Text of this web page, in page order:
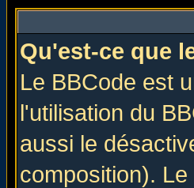
Qu'est-ce que
Le BBCode est
l'utilisation du
aussi le
composition).